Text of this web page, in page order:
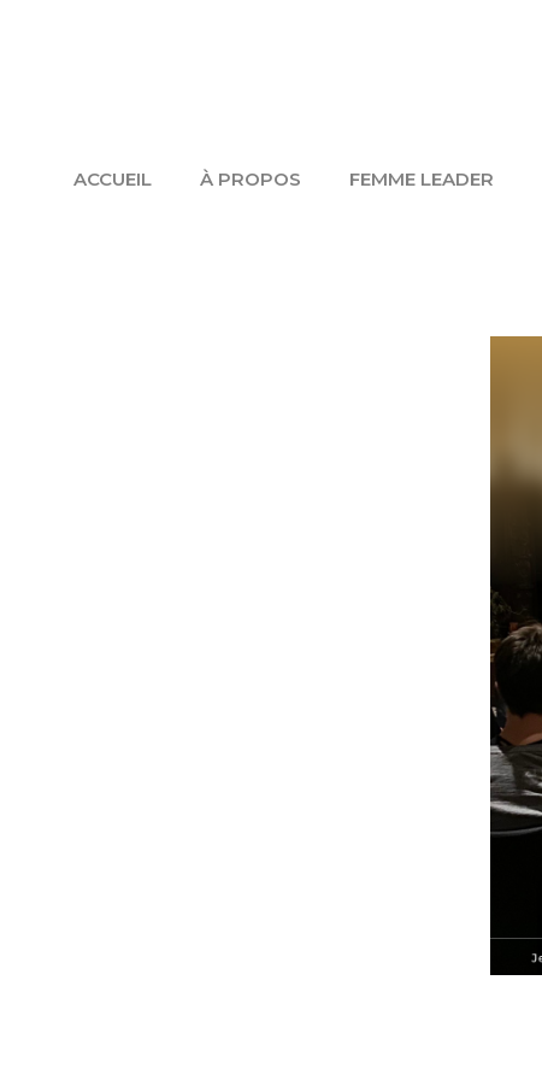
ACCUEIL À PROPOS FEMME LEADER